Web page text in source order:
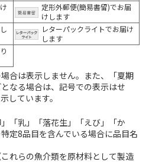
定形外郵便(簡易書留)でお届
けします
レターパックライトでお届け
します
合は表示しません。また、「夏期
なる場合は、記号での表示はせ
しています。
「乳」「落花生」「えび」「か
定8品目を含んでいる場合に品目名
れらの魚介類を原材料として製造